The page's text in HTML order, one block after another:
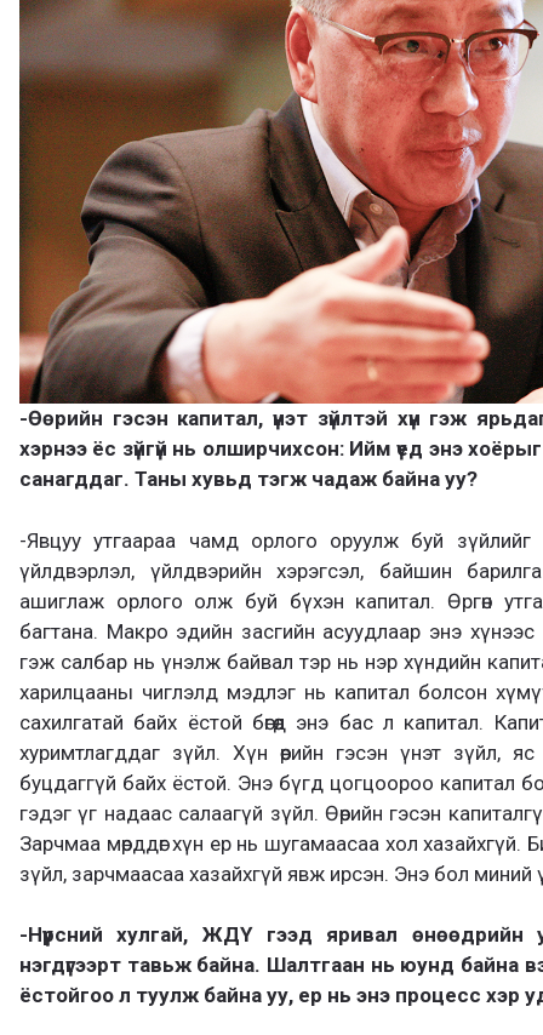
-Өөрийн гэсэн капитал, үнэт зүйлтэй хүн гэж
хэрнээ ёс зүйгүй нь олширчихсон: Ийм үед энэ хоёрыг
санагддаг. Таны хувьд тэгж чадаж байна уу?
-Явцуу утгаараа чамд орлого оруулж буй
үйлдвэрлэл, үйлдвэрийн хэрэгсэл, байшин
ашиглаж орлого олж буй бүхэн капитал. Өргөн
багтана. Макро эдийн засгийн асуудлаар энэ
гэж салбар нь үнэлж байвал тэр нь нэр хүндийн
харилцааны чиглэлд мэдлэг нь капитал болсон
сахилгатай байх ёстой бөгөөд энэ бас л капитал.
хуримтлагддаг зүйл. Хүн өөрийн гэсэн үнэт зүйл,
буцдаггүй байх ёстой. Энэ бүгд цогцоороо капитал
гэдэг үг надаас салаагүй зүйл. Өөрийн гэсэн
Зарчмаа мөрддөг хүн ер нь шугамаасаа хол хазайхгүй.
зүйл, зарчмаасаа хазайхгүй явж ирсэн. Энэ бол миний
-Нүүрсний хулгай, ЖДҮ гээд яривал
нэгдүгээрт тавьж байна. Шалтгаан нь юунд байна
ёстойгоо л туулж байна уу, ер нь энэ процесс хэр